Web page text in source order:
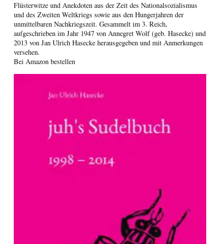
Flüsterwitze und Anekdoten aus der Zeit des Nationalsozialismus
und des Zweiten Weltkriegs sowie aus den Hungerjahren der
unmittelbaren Nachkriegszeit. Gesammelt im 3. Reich,
aufgeschrieben im Jahr 1947 von Annegret Wolf (geb. Hasecke) und
2013 von Jan Ulrich Hasecke herausgegeben und mit Anmerkungen
versehen.
Bei Amazon bestellen